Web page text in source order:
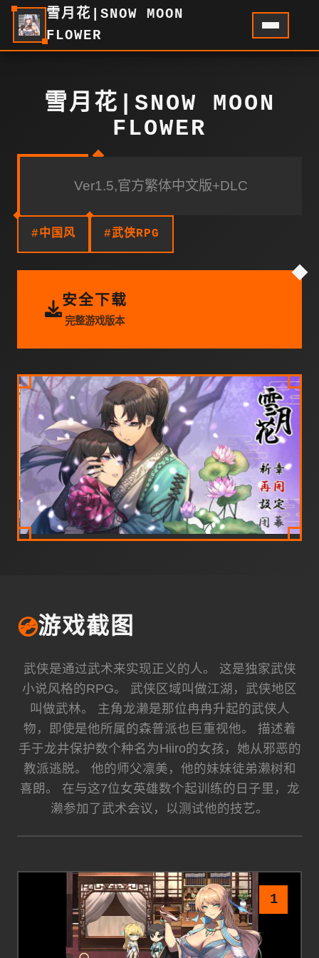
雪月花|SNOW MOON
FLOWER
雪月花|SNOW MOON
FLOWER
Ver1.5,官方繁体中文版+DLC
#中国风 #武侠RPG
安全下载
完整游戏版本
💿游戏截图
武侠是通过武术来实现正义的人。 这是独家武侠
小说风格的RPG。 武侠区域叫做江湖，武侠地区
叫做武林。 主角龙濑是那位冉冉升起的武侠人
物，即使是他所属的森普派也巨重视他。 描述着
手于龙井保护数个种名为Hiiro的女孩，她从邪恶的
教派逃脱。 他的师父凛美，他的妹妹徒弟濑树和
喜朗。 在与这7位女英雄数个起训练的日子里，龙
濑参加了武术会议，以测试他的技艺。
1